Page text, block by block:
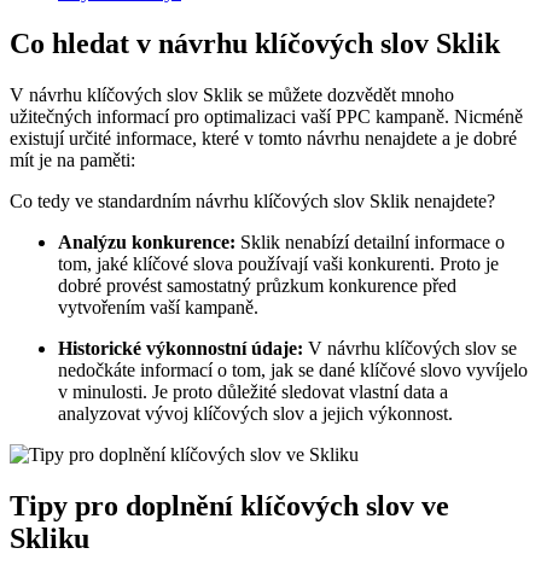
Co hledat v návrhu klíčových slov Sklik
V návrhu klíčových slov Sklik se můžete dozvědět mnoho
užitečných informací pro optimalizaci vaší PPC kampaně. Nicméně
existují určité informace, které v tomto návrhu nenajdete a je dobré
mít je na paměti:
Co tedy ve standardním návrhu klíčových slov Sklik nenajdete?
Analýzu konkurence: Sklik nenabízí detailní informace o
tom, jaké klíčové slova používají vaši konkurenti. Proto je
dobré provést samostatný průzkum konkurence před
vytvořením vaší kampaně.
Historické výkonnostní údaje: V návrhu klíčových slov se
nedočkáte informací o tom, jak se dané klíčové slovo vyvíjelo
v minulosti. Je proto důležité sledovat vlastní data a
analyzovat vývoj klíčových slov a jejich výkonnost.
Tipy pro doplnění klíčových slov ve
Skliku